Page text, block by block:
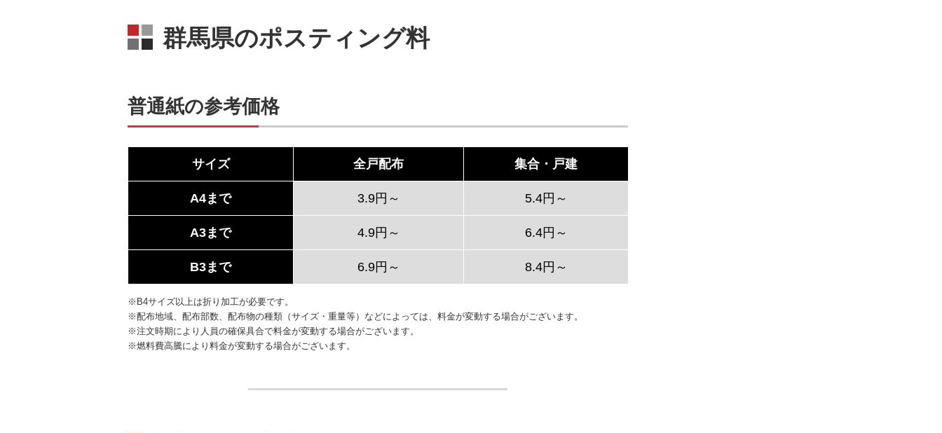
群馬県のポスティング料
普通紙の参考価格
サイズ 全戸配布 集合・戸建
A4まで 3.9円～ 5.4円～
A3まで 4.9円～ 6.4円～
B3まで 6.9円～ 8.4円～
※B4サイズ以上は折り加工が必要です。
※配布地域、配布部数、配布物の種類（サイズ・重量等）などによっては、料金が変動する場合がございます。
※注文時期により人員の確保具合で料金が変動する場合がございます。
※燃料費高騰により料金が変動する場合がございます。